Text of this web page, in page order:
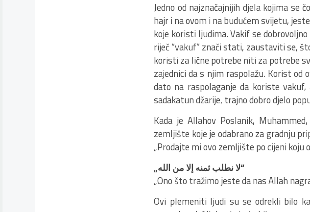
Jedno od najznačajnijih djela kojima se
hajr i na ovom i na budućem svijetu,
koje koristi ljudima. Vakif se
riječ “vakuf” znači stati, zaustaviti se,
koristi za lične potrebe niti za potrebe
zajednici da s njim raspolažu. Korist
dato na raspolaganje da koriste
sadakatun džarije, trajno dobro djelo
Kada je Allahov Poslanik,
zemljište koje je odabrano za gradnju
„Prodajte mi ovo zemljište po cijeni koju
„لا نطلب ثمنه إلا من الله“
„Ono što tražimo jeste da nas Allah
Ovi plemeniti ljudi su se odrekli bilo